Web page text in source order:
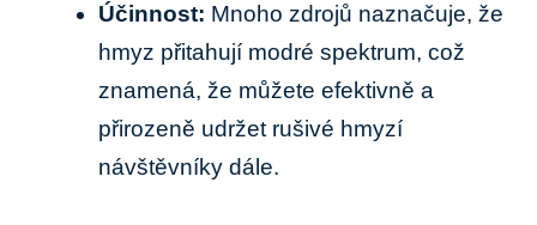
Účinnost: Mnoho zdrojů naznačuje, že
hmyz přitahují modré spektrum, což
znamená, že můžete efektivně a
přirozeně udržet rušivé hmyzí
návštěvníky dále.